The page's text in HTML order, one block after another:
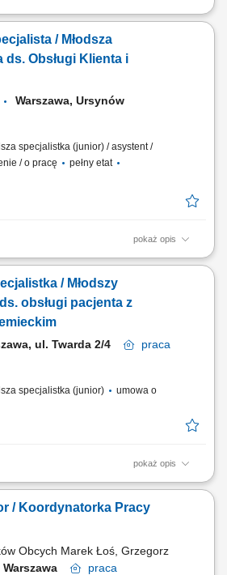
w mediach lokalnych | Projekty
ciekawych projektów? Chcesz
biznesem i tworzyć kampanie widoczne w
zespołu i...
/ Młodsza
ds. Obsługi Klienta i
Warszawa, Ursynów
specjalistka (junior) / asystent /
/ o pracę
pełny etat
pokaż opis
oraz przygotowywanie ofert
i mailowy kontakt z klientami w
Tworzenie wizualizacji produktów
Aktualizacja oraz weryfikacja baz
/ Młodszy
obsługi pacjenta z
ul. Twarda 2/4
praca
specjalistka (junior)
umowa o
pokaż opis
obsługa pacjentów z zachowaniem
z pacjentami; Kształtowanie pozytywnego
/ Koordynatorka Pracy
Obcych Marek Łoś, Grzegorz
Warszawa
praca